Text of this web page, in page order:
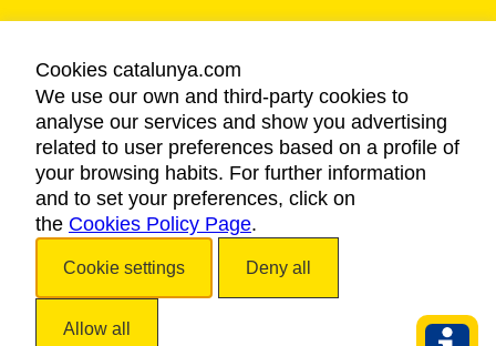
LEGAL NOTICE
PRIVACY POLICY
COOKIES POLICY
ACCESSIBILITY
Cookies catalunya.com
We use our own and third-party cookies to
analyse our services and show you advertising
related to user preferences based on a profile of
your browsing habits. For further information
and to set your preferences, click on
the Cookies Policy Page.
Cookie settings Deny all
Allow all